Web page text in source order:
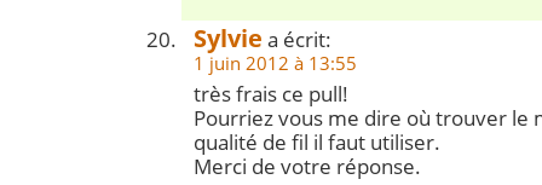
Sylvie a écrit:
1 juin 2012 à 13:55
très frais ce pull!
Pourriez vous me dire où trouver le
qualité de fil il faut utiliser.
Merci de votre réponse.